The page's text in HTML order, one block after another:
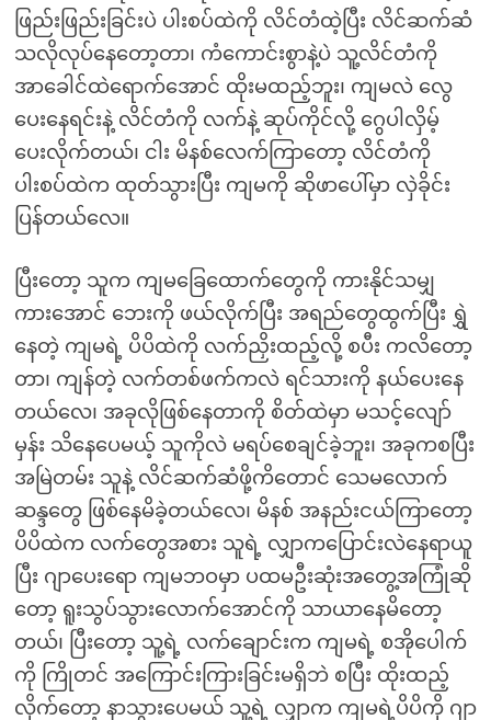
ဖြည်းဖြည်းခြင်းပဲ ပါးစပ်ထဲကို လိင်တံထဲ့ပြီး လိင်ဆက်ဆံ
သလိုလုပ်နေတော့တာ၊ ကံကောင်းစွာနဲ့ပဲ သူ့လိင်တံကို
အာခေါင်ထဲရောက်အောင် ထိုးမထည့်ဘူး၊ ကျမလဲ လွေ
ပေးနေရင်းနဲ့ လိင်တံကို လက်နဲ့ ဆုပ်ကိုင်လို့ ဂွေပါလှိမ့်
ပေးလိုက်တယ်၊ ငါး မိနစ်လေက်ကြာတော့ လိင်တံကို
ပါးစပ်ထဲက ထုတ်သွားပြီး ကျမကို ဆိုဖာပေါ်မှာ လှဲခိုင်း
ပြန်တယ်လေ။
ပြီးတော့ သူက ကျမခြေထောက်တွေကို ကားနိုင်သမျှ
ကားအောင် ဘေးကို ဖယ်လိုက်ပြီး အရည်တွေထွက်ပြီး ရွှဲ
နေတဲ့ ကျမရဲ့ ပိပိထဲကို လက်ညှိးထည့်လို့ စပီး ကလိတော့
တာ၊ ကျန်တဲ့ လက်တစ်ဖက်ကလဲ ရင်သားကို နယ်ပေးနေ
တယ်လေ၊ အခုလိုဖြစ်နေတာကို စိတ်ထဲမှာ မသင့်လျော်
မှန်း သိနေပေမယ့် သူကိုလဲ မရပ်စေချင်ခဲ့ဘူး၊ အခုကစပြီး
အမြဲတမ်း သူနဲ့ လိင်ဆက်ဆံဖို့ကိတောင် သေမလောက်
ဆန္ဒတွေ ဖြစ်နေမိခဲ့တယ်လေ၊ မိနစ် အနည်းငယ်ကြာတော့
ပိပိထဲက လက်တွေအစား သူရဲ့ လျှာကပြောင်းလဲနေရာယူ
ပြီး ဂျာပေးရော ကျမဘဝမှာ ပထမဦးဆုံးအတွေ့အကြုံဆို
တော့ ရူးသွပ်သွားလောက်အောင်ကို သာယာနေမိတော့
တယ်၊ ပြီးတော့ သူ့ရဲ့ လက်ချောင်းက ကျမရဲ့ စအိုပေါက်
ကို ကြိုတင် အကြောင်းကြားခြင်းမရှိဘဲ စပြီး ထိုးထည့်
လိုက်တော့ နာသွားပေမယ် သူ့ရဲ့ လျှာက ကျမရဲ့ပိပိကို ဂျာ